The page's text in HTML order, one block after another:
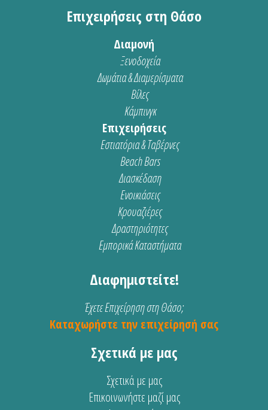
Επιχειρήσεις στη Θάσο
Διαμονή
Ξενοδοχεία
Δωμάτια & Διαμερίσματα
Βίλες
Κάμπινγκ
Επιχειρήσεις
Εστιατόρια & Ταβέρνες
Beach Bars
Διασκέδαση
Ενοικιάσεις
Κρουαζιέρες
Δραστηριότητες
Εμπορικά Καταστήματα
Διαφημιστείτε!
Έχετε Επιχείρηση στη Θάσο;
Καταχωρήστε την επιχείρησή σας
Σχετικά με μας
Σχετικά με μας
Επικοινωνήστε μαζί μας